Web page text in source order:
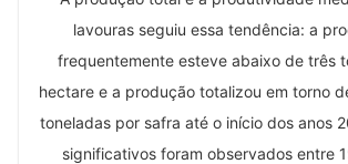
lavouras seguiu essa tendência: a
frequentemente esteve abaixo de três
hectare e a produção totalizou em torno
toneladas por safra até o início dos anos
significativos foram observados entre